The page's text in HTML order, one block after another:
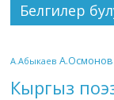
Белгилер
А.Абыкаев А.Осмонов
Кыргыз